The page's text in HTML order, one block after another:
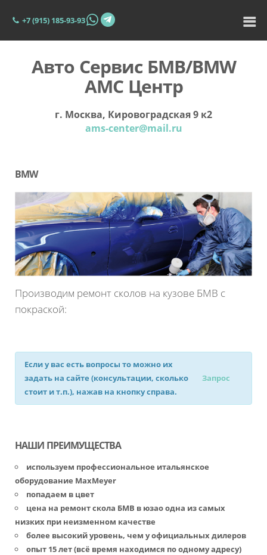
+7 (915) 185-93-93
Авто Сервис БМВ/BMW
АМС Центр
г. Москва, Кировоградская 9 к2
ams-center@mail.ru
BMW
Производим ремонт сколов на кузове БМВ с
покраской:
Если у вас есть вопросы то можно их
задать на сайте (консультации, сколько
стоит и т.п.), нажав на кнопку справа.
Запрос
НАШИ ПРЕИМУЩЕСТВА
используем профессиональное итальянское
оборудование MaxMeyer
попадаем в цвет
цена на ремонт скола БМВ в юзао одна из самых
низких при неизменном качестве
более высокий уровень, чем у официальных дилеров
опыт 15 лет (всё время находимся по одному адресу)